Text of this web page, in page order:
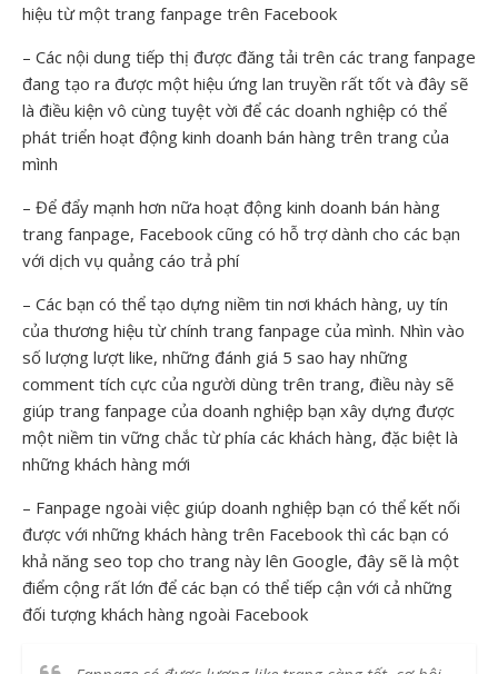
hiệu từ một trang fanpage trên Facebook
– Các nội dung tiếp thị được đăng tải trên các trang fanpage
đang tạo ra được một hiệu ứng lan truyền rất tốt và đây sẽ
là điều kiện vô cùng tuyệt vời để các doanh nghiệp có thể
phát triển hoạt động kinh doanh bán hàng trên trang của
mình
– Để đẩy mạnh hơn nữa hoạt động kinh doanh bán hàng
trang fanpage, Facebook cũng có hỗ trợ dành cho các bạn
với dịch vụ quảng cáo trả phí
– Các bạn có thể tạo dựng niềm tin nơi khách hàng, uy tín
của thương hiệu từ chính trang fanpage của mình. Nhìn vào
số lượng lượt like, những đánh giá 5 sao hay những
comment tích cực của người dùng trên trang, điều này sẽ
giúp trang fanpage của doanh nghiệp bạn xây dựng được
một niềm tin vững chắc từ phía các khách hàng, đặc biệt là
những khách hàng mới
– Fanpage ngoài việc giúp doanh nghiệp bạn có thể kết nối
được với những khách hàng trên Facebook thì các bạn có
khả năng seo top cho trang này lên Google, đây sẽ là một
điểm cộng rất lớn để các bạn có thể tiếp cận với cả những
đối tượng khách hàng ngoài Facebook